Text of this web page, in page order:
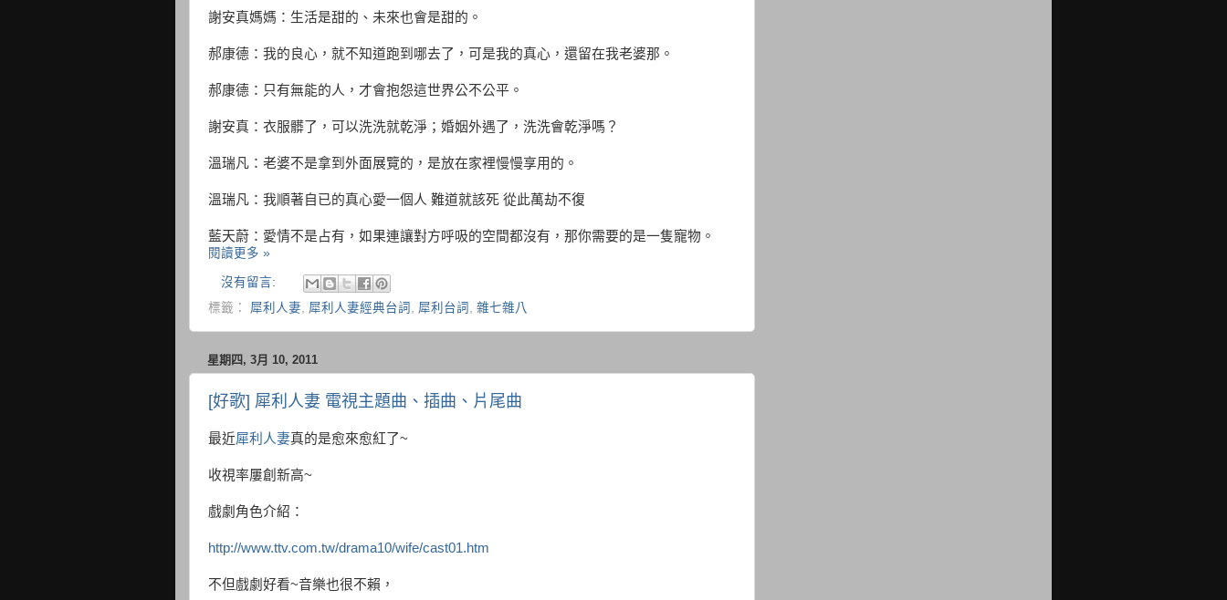
謝安真媽媽：生活是甜的、未來也會是甜的。
郝康德：我的良心，就不知道跑到哪去了，可是我的真心，還留在我老婆那。
郝康德：只有無能的人，才會抱怨這世界公不公平。
謝安真：衣服髒了，可以洗洗就乾淨；婚姻外遇了，洗洗會乾淨嗎？
溫瑞凡：老婆不是拿到外面展覽的，是放在家裡慢慢享用的。
溫瑞凡：我順著自已的真心愛一個人 難道就該死 從此萬劫不復
藍天蔚：愛情不是占有，如果連讓對方呼吸的空間都沒有，那你需要的是一隻寵物。
閱讀更多 »
沒有留言:
標籤： 犀利人妻 犀利人妻經典台詞 犀利台詞 雜七雜八
星期四, 3月 10, 2011
[好歌] 犀利人妻 電視主題曲、插曲、片尾曲
最近犀利人妻真的是愈來愈紅了~
收視率屢創新高~
戲劇角色介紹：
http://www.ttv.com.tw/drama10/wife/cast01.htm
不但戲劇好看~音樂也很不賴，